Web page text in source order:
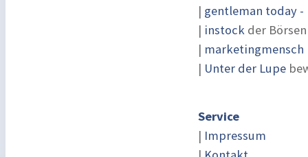
| gentleman today -
| instock der
|
| Unter der Lupe
Service
| Impressum